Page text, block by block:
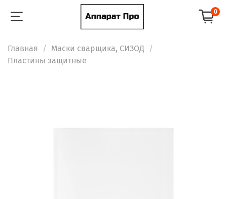
0
Главная
Маски сварщика, СИЗОД
Пластины защитные